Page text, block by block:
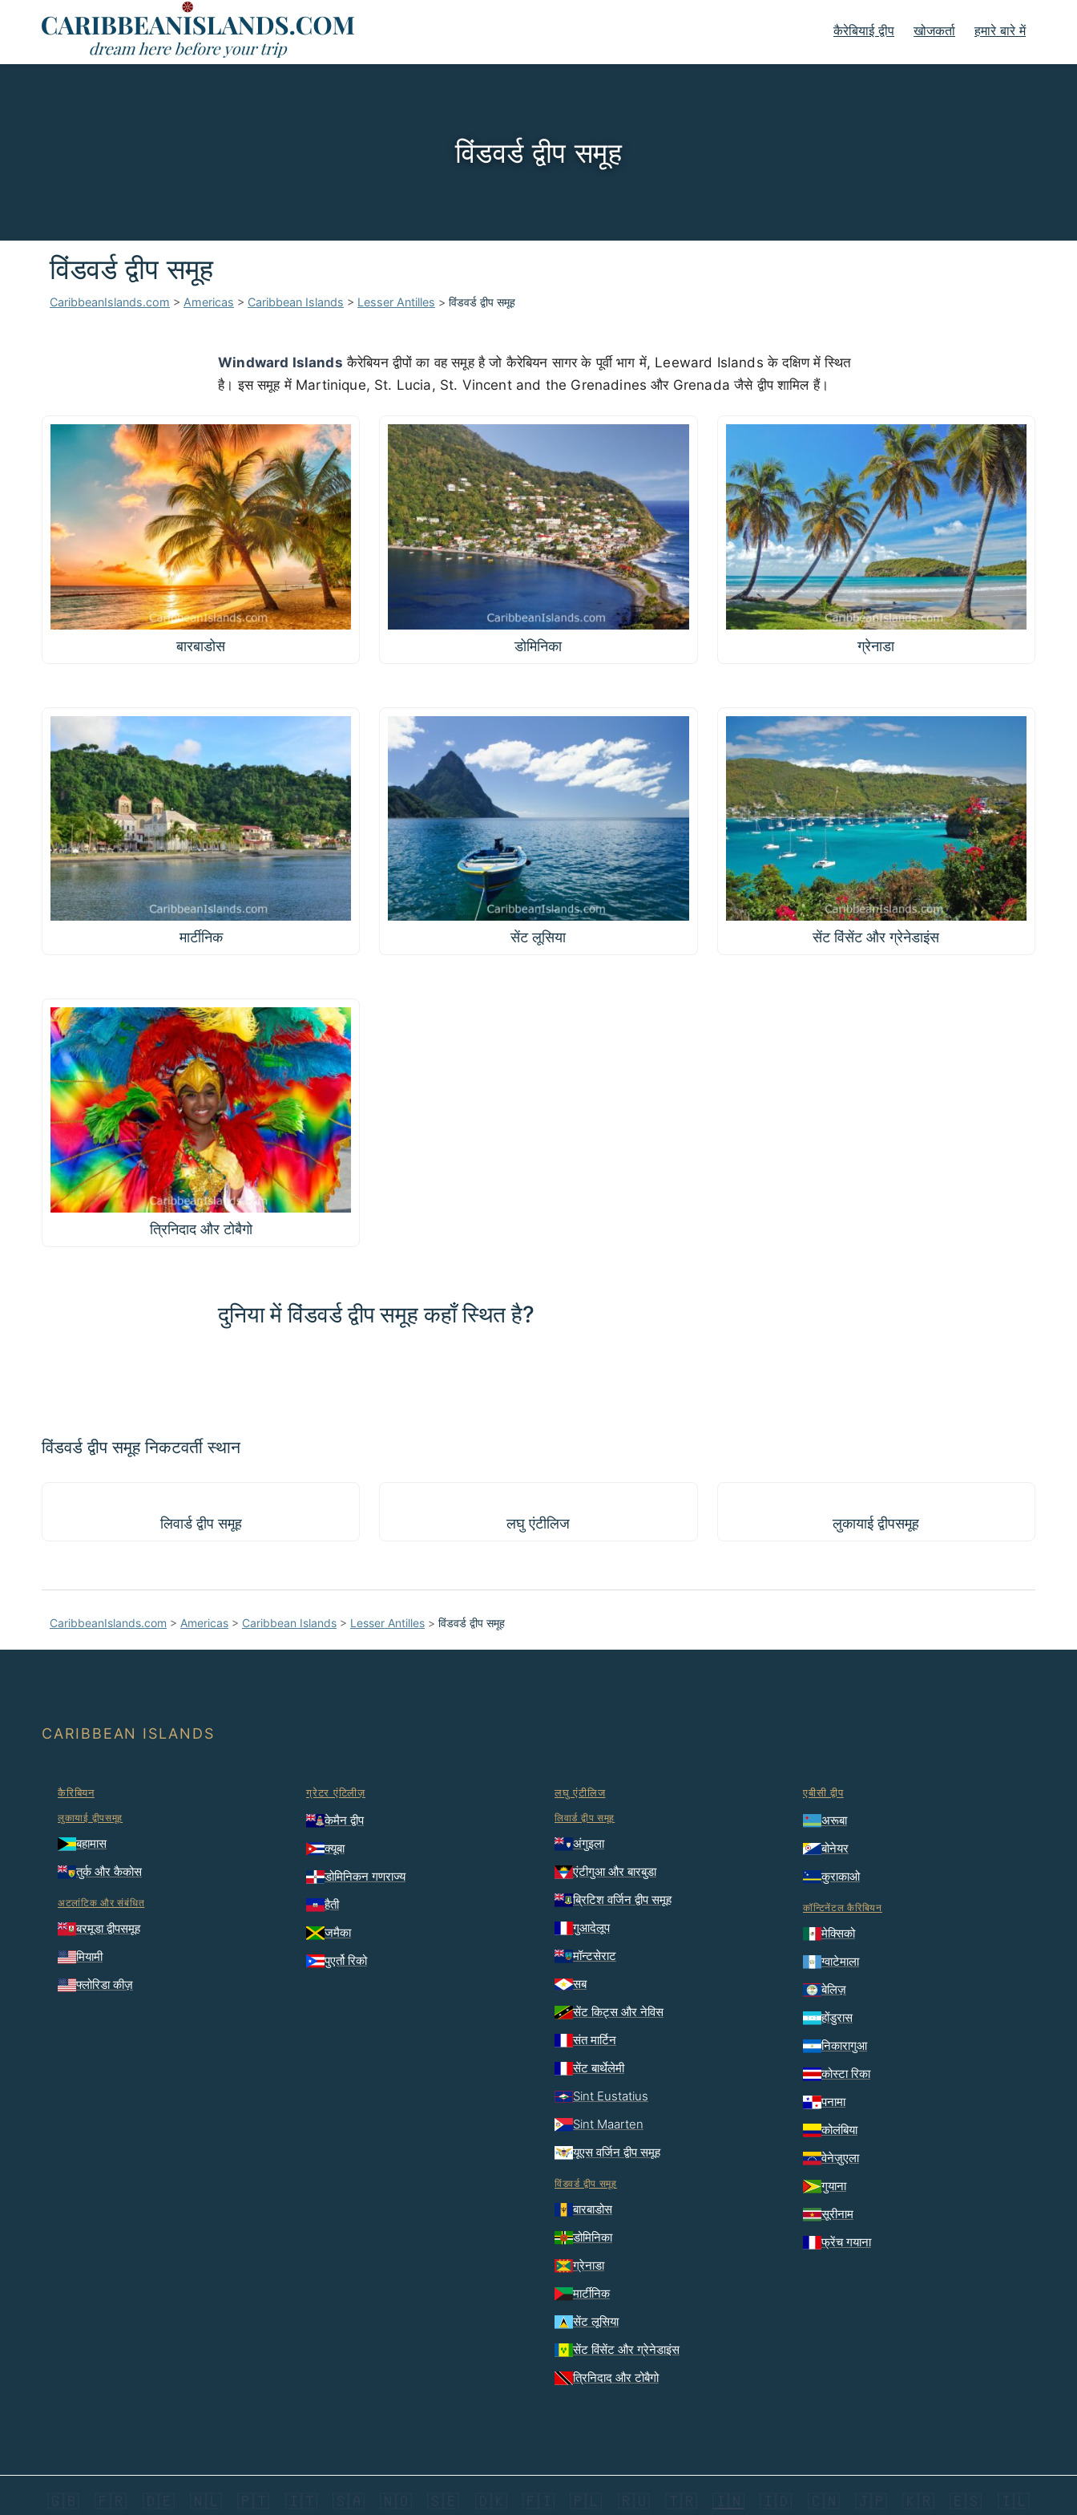
कैरेबियाई द्वीप खोजकर्ता हमारे बारे में
विंडवर्ड द्वीप समूह
विंडवर्ड द्वीप समूह
CaribbeanIslands.com > Americas > Caribbean Islands > Lesser Antilles > विंडवर्ड द्वीप समूह
Windward Islands कैरेबियन द्वीपों का वह समूह है जो कैरेबियन सागर के पूर्वी भाग में, Leeward Islands के दक्षिण में स्थित
है। इस समूह में Martinique, St. Lucia, St. Vincent and the Grenadines और Grenada जैसे द्वीप शामिल हैं।
बारबाडोस डोमिनिका ग्रेनाडा
मार्टीनिक सेंट लूसिया सेंट विंसेंट और ग्रेनेडाइंस
त्रिनिदाद और टोबैगो
दुनिया में विंडवर्ड द्वीप समूह कहाँ स्थित है?
1000 km / 621.4 mi
विंडवर्ड द्वीप समूह निकटवर्ती स्थान
लिवार्ड द्वीप समूह लघु एंटीलिज लुकायाई द्वीपसमूह
CaribbeanIslands.com > Americas > Caribbean Islands > Lesser Antilles > विंडवर्ड द्वीप समूह
CARIBBEAN ISLANDS
कैरिबियन
लुकायाई द्वीपसमूह
बहामास
तुर्क और कैकोस
अटलांटिक और संबंधित
बरमूडा द्वीपसमूह
मियामी
फ्लोरिडा कीज़
ग्रेटर एंटिलीज़
केमैन द्वीप
क्यूबा
डोमिनिकन गणराज्य
हैती
जमैका
पुएर्तो रिको
लघु एंटीलिज
लिवार्ड द्वीप समूह
अंगुइला
एंटीगुआ और बारबुडा
ब्रिटिश वर्जिन द्वीप समूह
गुआदेलूप
मॉन्टसेराट
सब
सेंट किट्स और नेविस
संत मार्टिन
सेंट बार्थेलेमी
Sint Eustatius
Sint Maarten
यूएस वर्जिन द्वीप समूह
विंडवर्ड द्वीप समूह
बारबाडोस
डोमिनिका
ग्रेनाडा
मार्टीनिक
सेंट लूसिया
सेंट विंसेंट और ग्रेनेडाइंस
त्रिनिदाद और टोबैगो
एबीसी द्वीप
अरूबा
बोनेयर
कुराकाओ
कॉन्टिनेंटल कैरिबियन
मेक्सिको
ग्वाटेमाला
बेलिज़
होंडुरास
निकारागुआ
कोस्टा रिका
पनामा
कोलंबिया
वेनेज़ुएला
गुयाना
सूरीनाम
फ्रेंच गयाना
🇬🇧 🇫🇷 🇩🇪 🇳🇱 🇵🇹 🇮🇹 🇸🇦 🇳🇴 🇸🇪 🇩🇰 🇫🇮 🇵🇱 🇷🇺 🇹🇷 🇮🇳 🇮🇩 🇨🇳 🇯🇵 🇰🇷 🇪🇸 🇮🇱